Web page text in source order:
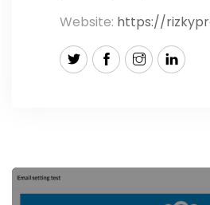
Website: https://